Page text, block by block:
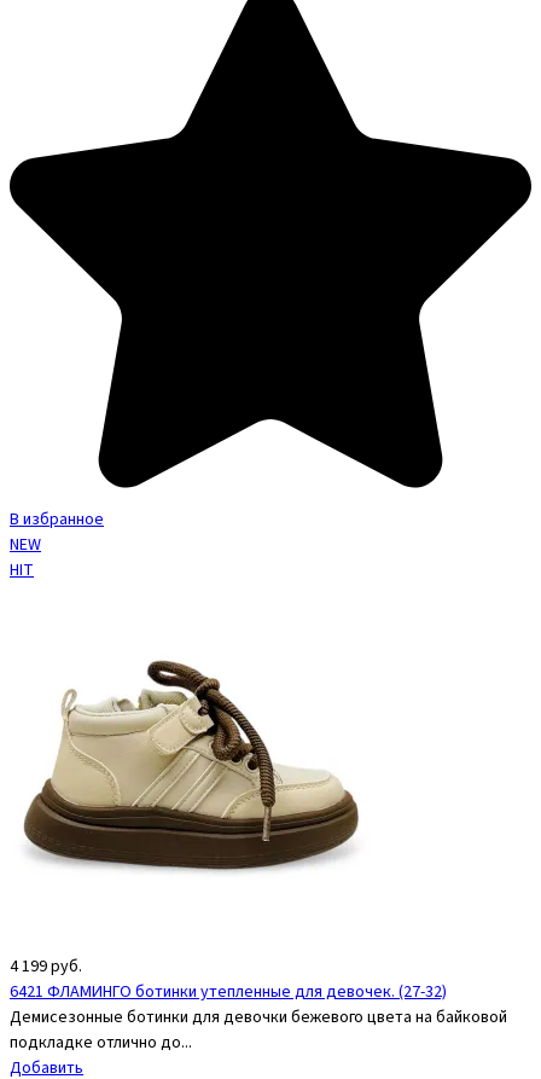
В избранное
NEW
HIT
4 199руб.
6421 ФЛАМИНГО ботинки утепленные для девочек. (27-32)
Демисезонные ботинки для девочки бежевого цвета на байковой
подкладке отлично до...
Добавить